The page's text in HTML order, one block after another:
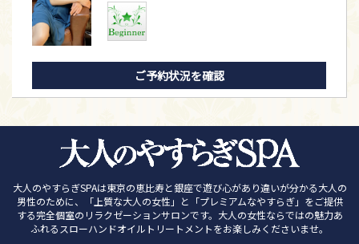
ご予約状況を確認
大人のやすらぎSPAは東京の恵比寿と銀座で遊び心があり違いが分かる大人の
男性のために、「上質な大人の女性」と「プレミアムなやすらぎ」をご提供
する完全個室のリラクゼーションサロンです。大人の女性ならではの魅力あ
ふれるスローハンドオイルトリートメントをお楽しみくださいませ。